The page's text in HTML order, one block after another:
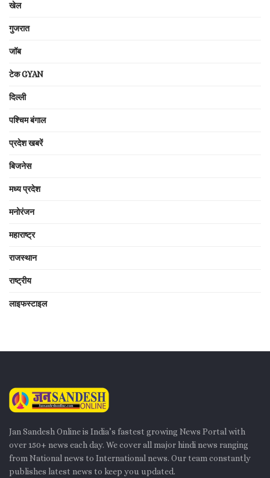
खेल
गुजरात
जॉब
टेक GYAN
दिल्ली
पश्चिम बंगाल
प्रदेश खबरें
बिजनेस
मध्य प्रदेश
मनोरंजन
महाराष्ट्र
राजस्थान
राष्ट्रीय
लाइफस्टाइल
Jan Sandesh Online is India’s fastest growing News Portal with
over 150+ news each day. We cover all major hindi news ranging
from National news to International news. Our team constantly
publishes latest news to keep you updated.